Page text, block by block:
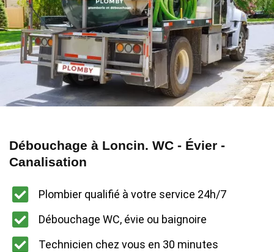
Débouchage à Loncin. WC - Évier -
Canalisation
Plombier qualifié à votre service 24h/7
Débouchage WC, évie ou baignoire
Technicien chez vous en 30 minutes